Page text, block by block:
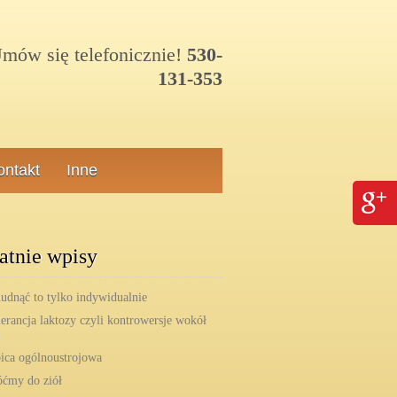
się telefonicznie! 530-
131-353
Inne
wpisy
to tylko indywidualnie
laktozy czyli kontrowersje wokół
ogólnoustrojowa
do ziół